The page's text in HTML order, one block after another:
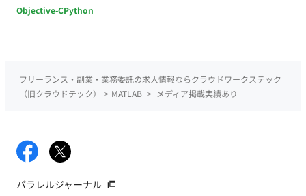
Objective-CPython
フリーランス・副業・業務委託の求人情報ならクラウドワークステック
（旧クラウドテック）
> MATLAB > メディア掲載実績あり
パラレルジャーナル